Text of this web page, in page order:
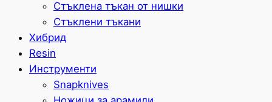
Стъклена тъкан от нишки
Стъклени тъкани
Хибрид
Resin
Инструменти
Snapknives